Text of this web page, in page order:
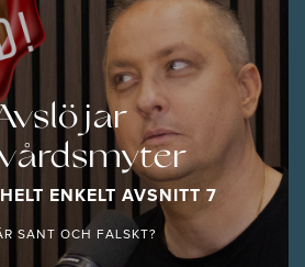
ENKELT AVSNITT 7
SANT OCH FALSKT?